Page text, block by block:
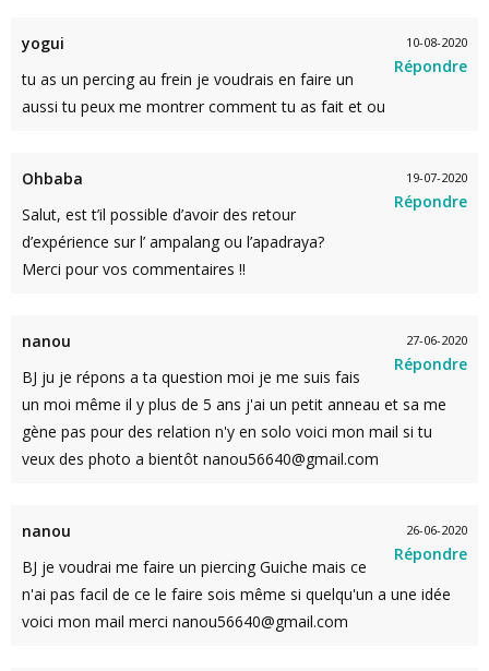
10-08-2020
Répondre
yogui
tu as un percing au frein je voudrais en faire un
aussi tu peux me montrer comment tu as fait et ou
19-07-2020
Répondre
Ohbaba
Salut, est t’il possible d’avoir des retour
d’expérience sur l’ ampalang ou l’apadraya?
Merci pour vos commentaires !!
27-06-2020
Répondre
nanou
BJ ju je répons a ta question moi je me suis fais
un moi même il y plus de 5 ans j'ai un petit anneau et sa me
gène pas pour des relation n'y en solo voici mon mail si tu
veux des photo a bientôt nanou56640@gmail.com
26-06-2020
Répondre
nanou
BJ je voudrai me faire un piercing Guiche mais ce
n'ai pas facil de ce le faire sois même si quelqu'un a une idée
voici mon mail merci nanou56640@gmail.com